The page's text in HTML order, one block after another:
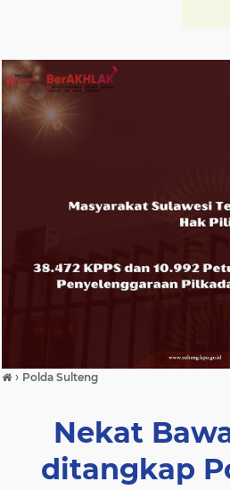
› Polda Sulteng
Nekat
ditangkap